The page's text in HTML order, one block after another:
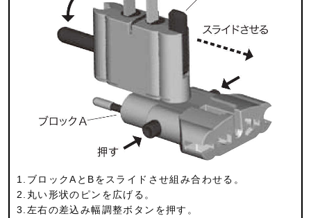
1.ブロックAとBをスライドさせ組み合わせる。
2.丸い形状のピンを広げる。
3.左右の差込み幅調整ボタンを押す。